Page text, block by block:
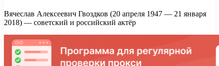
Вячеслав Алексеевич Гвоздков (20 апреля 1947 — 21 января
2018) — советский и российский актёр